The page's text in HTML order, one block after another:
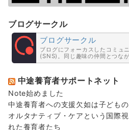
ブログサークル
ブログサークル
ブログにフォーカスしたコミュ
(SNS)。同じ趣味の仲間とつなが
中途養育者サポートネット
Note始めました
中途養育者への支援欠如は子ども
オルタナティブ・ケアという国際
れた養育者たち